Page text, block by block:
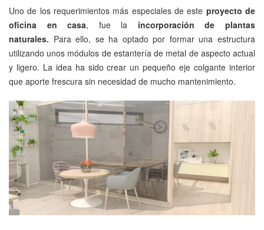
Uno de los requerimientos más especiales de este proyecto de
oficina en casa, fue la incorporación de plantas
naturales. Para ello, se ha optado por formar una estructura
utilizando unos módulos de estantería de metal de aspecto actual
y ligero. La idea ha sido crear un pequeño eje colgante interior
que aporte frescura sin necesidad de mucho mantenimiento.